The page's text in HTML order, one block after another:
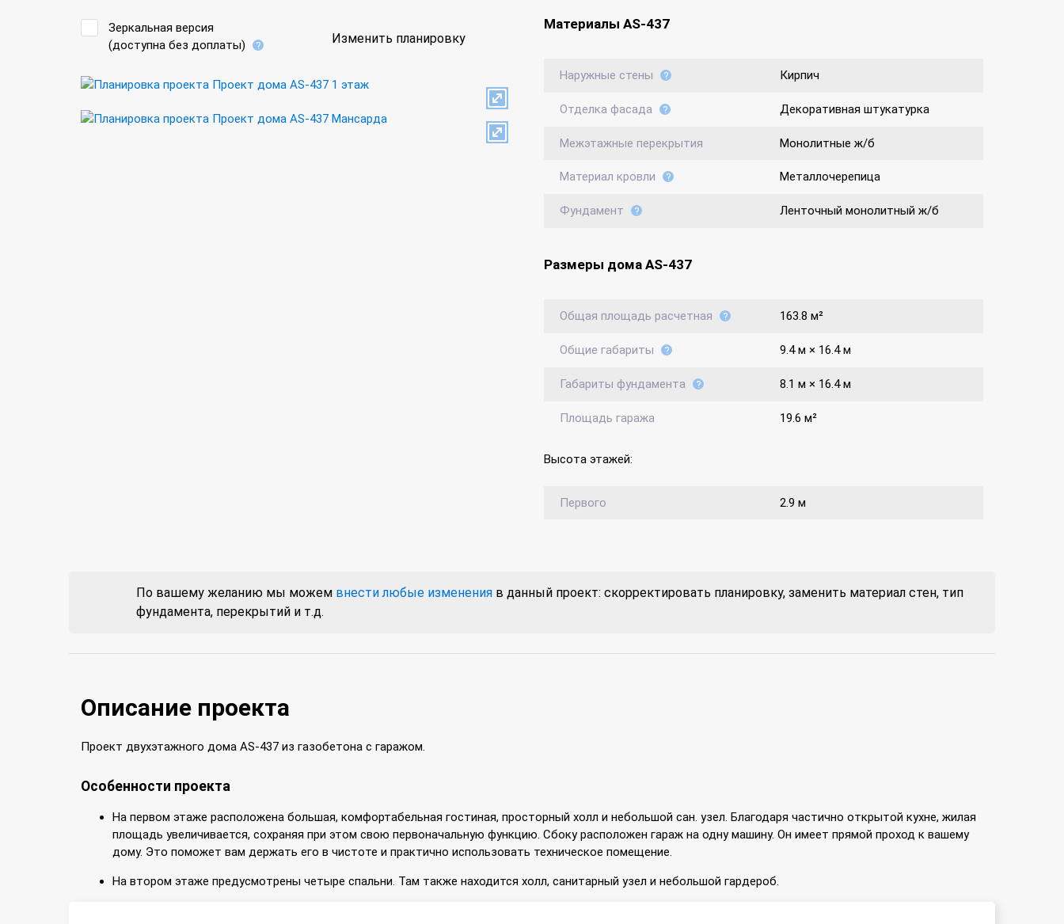
Зеркальная версия
(доступна без доплаты)
Изменить планировку
Материалы AS-437
Наружные стены Кирпич
Отделка фасада Декоративная штукатурка
Межэтажные перекрытия Монолитные ж/б
Материал кровли Металлочерепица
Фундамент Ленточный монолитный ж/б
Размеры дома AS-437
Общая площадь расчетная 163.8 м²
Общие габариты 9.4 м × 16.4 м
Габариты фундамента 8.1 м × 16.4 м
Площадь гаража 19.6 м²
Высота этажей:
Первого 2.9 м
По вашему желанию мы можем внести любые изменения в данный проект: скорректировать планировку, заменить материал стен, тип
фундамента, перекрытий и т.д.
Описание проекта
Проект двухэтажного дома AS-437 из газобетона с гаражом.
Особенности проекта
На первом этаже расположена большая, комфортабельная гостиная, просторный холл и небольшой сан. узел. Благодаря частично открытой кухне, жилая
площадь увеличивается, сохраняя при этом свою первоначальную функцию. Сбоку расположен гараж на одну машину. Он имеет прямой проход к вашему
дому. Это поможет вам держать его в чистоте и практично использовать техническое помещение.
На втором этаже предусмотрены четыре спальни. Там также находится холл, санитарный узел и небольшой гардероб.